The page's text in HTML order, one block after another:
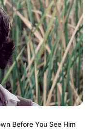
QUINTE PMU
Before You See Him